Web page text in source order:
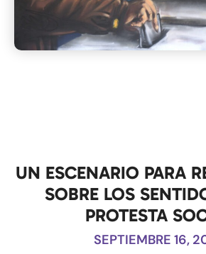
UN ESCENARIO PARA
SOBRE LOS
PROTESTA
SEPTIEMBRE 16,